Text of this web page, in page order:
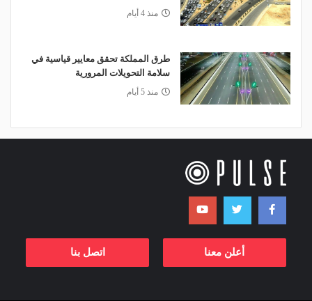
منذ 4 أيام
طرق المملكة تحقق معايير قياسية في
سلامة التحويلات المرورية
منذ 5 أيام
أعلن معنا اتصل بنا